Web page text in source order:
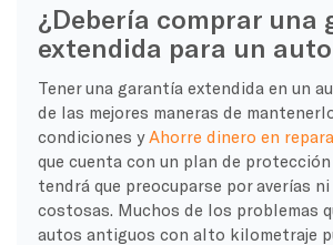
¿Debería comprar una
extendida para un
Tener una garantía extendida en un
de las mejores maneras de
condiciones yAhorre dinero en
que cuenta con un plan de
tendrá que preocuparse por averías
costosas. Muchos de los problemas
autos antiguos con alto kilometraje